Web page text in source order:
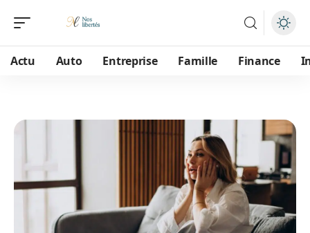
Actu Auto Entreprise Famille Finance